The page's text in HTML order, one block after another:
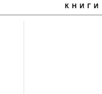
КНИГИ